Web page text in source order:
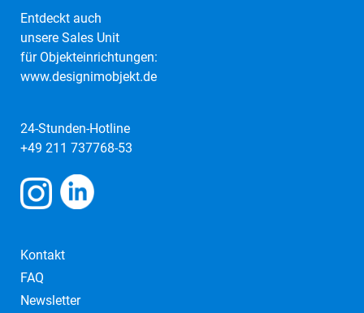
Entdeckt auch
unsere Sales Unit
für Objekteinrichtungen:
www.designimobjekt.de
24-Stunden-Hotline
+49 211 737768-53
Kontakt
FAQ
Newsletter